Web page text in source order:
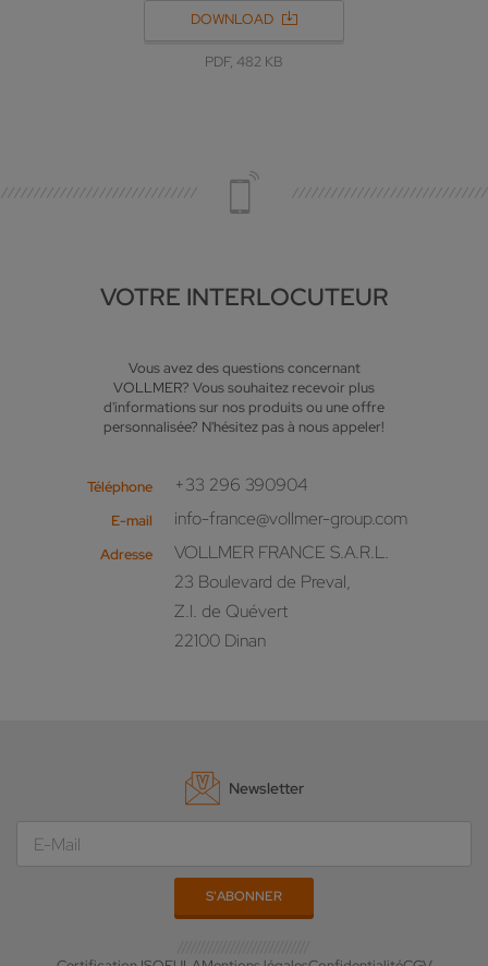
DOWNLOAD
PDF, 482 KB
VOTRE INTERLOCUTEUR
Vous avez des questions concernant
VOLLMER? Vous souhaitez recevoir plus
d'informations sur nos produits ou une offre
personnalisée? N'hésitez pas à nous appeler!
Téléphone +33 296 390904
E-mail info-france@vollmer-group.com
Adresse
VOLLMER FRANCE S.A.R.L.
23 Boulevard de Preval,
Z.I. de Quévert
22100 Dinan
Newsletter